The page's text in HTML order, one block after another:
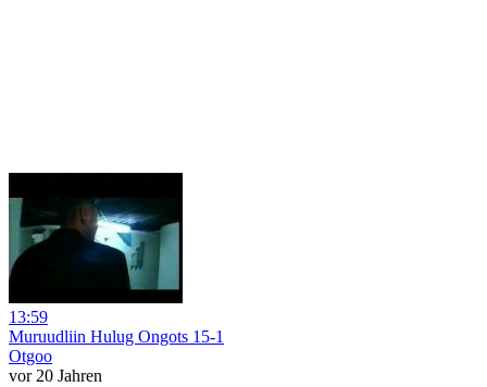
13:59
Muruudliin Hulug Ongots 15-1
Otgoo
vor 20 Jahren